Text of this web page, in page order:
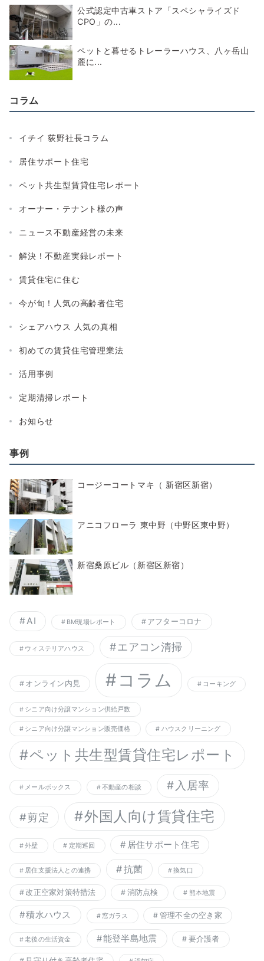
公式認定中古車ストア「スペシャライズド
CPO」の...
ペットと暮せるトレーラーハウス、八ヶ岳山
麓に...
コラム
イチイ 荻野社長コラム
居住サポート住宅
ペット共生型賃貸住宅レポート
オーナー・テナント様の声
ニュース不動産経営の未来
解決！不動産実録レポート
賃貸住宅に住む
今が旬！人気の高齢者住宅
シェアハウス 人気の真相
初めての賃貸住宅管理業法
活用事例
定期清掃レポート
お知らせ
事例
コージーコートマキ（ 新宿区新宿）
アニコフローラ 東中野（中野区東中野）
新宿桑原ビル（新宿区新宿）
AI BM現場レポート アフターコロナ
ウィステリアハウス エアコン清掃
オンライン内見 コラム コーキング
シニア向け分譲マンション供給戸数
シニア向け分譲マンション販売価格 ハウスクリーニング
ペット共生型賃貸住宅レポート
メールボックス 不動産の相談 入居率
剪定 外国人向け賃貸住宅
外壁 定期巡回 居住サポート住宅
居住支援法人との連携 抗菌 換気口
改正空家対策特措法 消防点検 熊本地震
積水ハウス 窓ガラス 管理不全の空き家
老後の生活資金 能登半島地震 要介護者